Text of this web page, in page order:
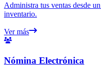
Administra tus ventas desde
inventario.
Ver más
Nómina Electrónica